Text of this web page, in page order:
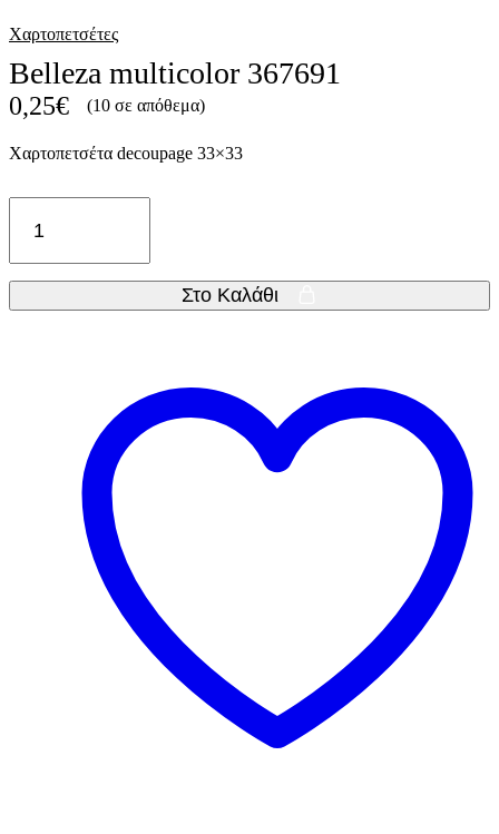
Χαρτοπετσέτες
Belleza multicolor 367691
0,25€ (10 σε απόθεμα)
Χαρτοπετσέτα decoupage 33×33
multicolor
ποσότητα
Στο Καλάθι